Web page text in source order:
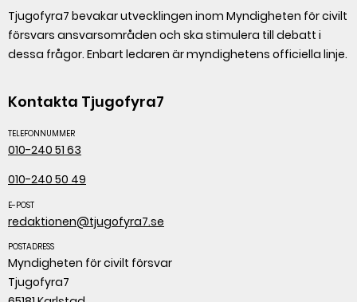
Tjugofyra7 bevakar utvecklingen inom Myndigheten för civilt
försvars ansvarsområden och ska stimulera till debatt i
dessa frågor. Enbart ledaren är myndighetens officiella linje.
Kontakta Tjugofyra7
TELEFONNUMMER
010-240 51 63
010-240 50 49
E-POST
redaktionen@tjugofyra7.se
POSTADRESS
Myndigheten för civilt försvar
Tjugofyra7